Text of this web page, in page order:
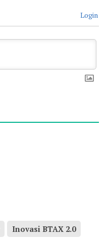
Login
Inovasi BTAX 2.0